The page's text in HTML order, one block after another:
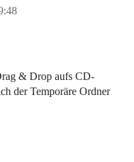
& Drop aufs CD-
der Temporäre Ordner